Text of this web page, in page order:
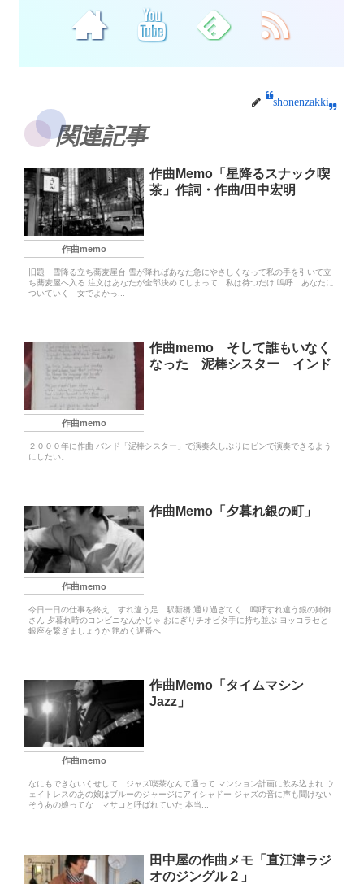
shonenzakki
関連記事
作曲memo
作曲Memo「星降るスナック喫
茶」作詞・作曲/田中宏明
旧題 雪降る立ち蕎麦屋台 雪が降ればあなた急にやさしくなって私の手を引いて立
ち蕎麦屋へ入る 注文はあなたが全部決めてしまって 私は待つだけ 嗚呼 あなたに
ついていく 女でよかっ...
作曲memo
作曲memo そして誰もいなく
なった 泥棒シスター インド
２０００年に作曲 バンド「泥棒シスター」で演奏久しぶりにピンで演奏できるよう
にしたい。
作曲memo
作曲Memo「夕暮れ銀の町」
今日一日の仕事を終え すれ違う足 駅新橋 通り過ぎてく 嗚呼すれ違う銀の姉御
さん 夕暮れ時のコンビニなんかじゃ おにぎりチオビタ手に持ち並ぶ ヨッコラセと
銀座を繋ぎましょうか 艶めく遅番へ
作曲memo
作曲Memo「タイムマシン
Jazz」
なにもできないくせして ジャズ喫茶なんて通って マンション計画に飲み込まれ ウ
ェイトレスのあの娘はブルーのジャージにアイシャドー ジャズの音に声も聞けない
そうあの娘ってな マサコと呼ばれていた 本当...
田中屋の作曲メモ「直江津ラジ
オのジングル２」